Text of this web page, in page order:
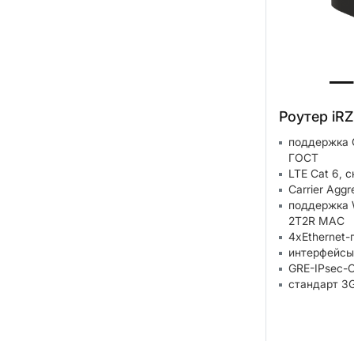
Роутер
поддержка
ГОСТ
LTE Cat 6,
Carrier
поддержка
2T2R MAC
4xEthernet-
GRE-IPsec-
стандарт